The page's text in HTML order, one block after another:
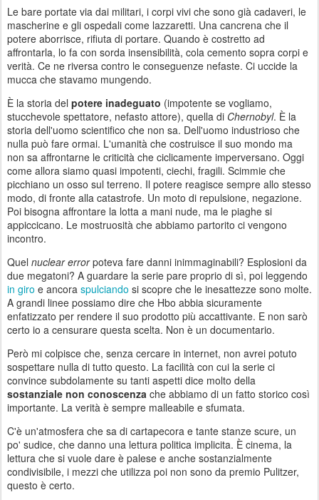
Le bare portate via dai militari, i corpi vivi che sono già cadaveri, le
mascherine e gli ospedali come lazzaretti. Una cancrena che il
potere aborrisce, rifiuta di portare. Quando è costretto ad
affrontarla, lo fa con sorda insensibilità, cola cemento sopra corpi e
verità. Ce ne riversa contro le conseguenze nefaste. Ci uccide la
mucca che stavamo mungendo.
È la storia del potere inadeguato (impotente se vogliamo,
stucchevole spettatore, nefasto attore), quella di Chernobyl. È la
storia dell'uomo scientifico che non sa. Dell'uomo industrioso che
nulla può fare ormai. L'umanità che costruisce il suo mondo ma
non sa affrontarne le criticità che ciclicamente imperversano. Oggi
come allora siamo quasi impotenti, ciechi, fragili. Scimmie che
picchiano un osso sul terreno. Il potere reagisce sempre allo stesso
modo, di fronte alla catastrofe. Un moto di repulsione, negazione.
Poi bisogna affrontare la lotta a mani nude, ma le piaghe si
appiccicano. Le mostruosità che abbiamo partorito ci vengono
incontro.
Quel nuclear errorpoteva fare danni inimmaginabili? Esplosioni da
due megatoni? A guardare la serie pare proprio di sì, poi leggendo
in giro e ancora spulciando si scopre che le inesattezze sono molte.
A grandi linee possiamo dire che Hbo abbia sicuramente
enfatizzato per rendere il suo prodotto più accattivante. E non sarò
certo io a censurare questa scelta. Non è un documentario.
Però mi colpisce che, senza cercare in internet, non avrei potuto
sospettare nulla di tutto questo. La facilità con cui la serie ci
convince subdolamente su tanti aspetti dice molto della
sostanziale non conoscenza che abbiamo di un fatto storico così
importante. La verità è sempre malleabile e sfumata.
C'è un'atmosfera che sa di cartapecora e tante stanze scure, un
po' sudice, che danno una lettura politica implicita. È cinema, la
lettura che si vuole dare è palese e anche sostanzialmente
condivisibile, i mezzi che utilizza poi non sono da premio Pulitzer,
questo è certo.